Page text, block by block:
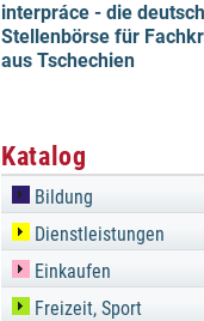
interpráce - die
Stellenbörse für
aus Tschechien
Katalog
Bildung
Dienstleistungen
Einkaufen
Freizeit, Sport